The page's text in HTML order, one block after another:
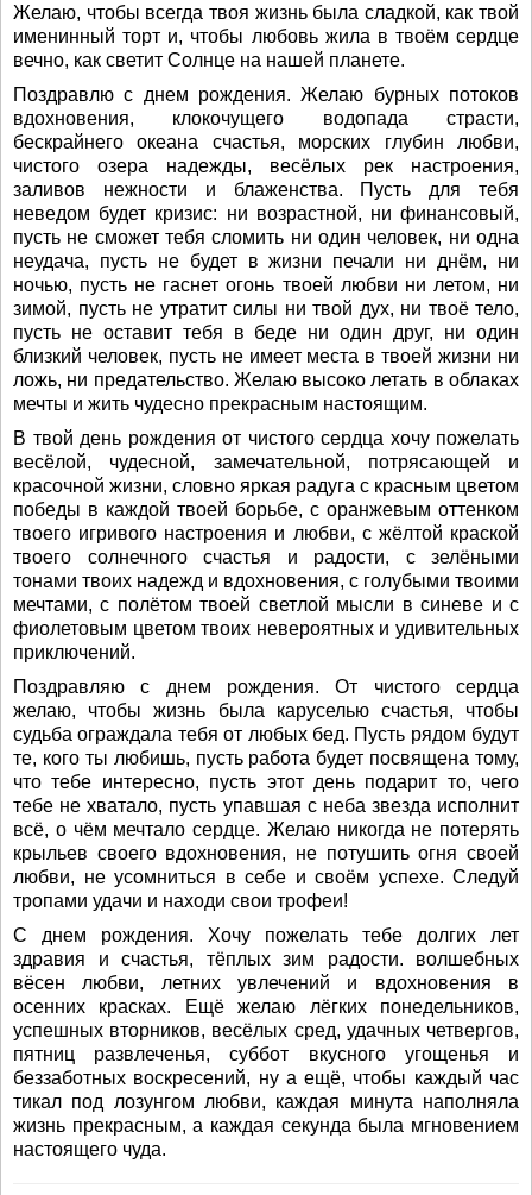
Желаю, чтобы всегда твоя жизнь была сладкой, как твой
именинный торт и, чтобы любовь жила в твоём сердце
вечно, как светит Солнце на нашей планете.
Поздравлю с днем рождения. Желаю бурных потоков
вдохновения, клокочущего водопада страсти,
бескрайнего океана счастья, морских глубин любви,
чистого озера надежды, весёлых рек настроения,
заливов нежности и блаженства. Пусть для тебя
неведом будет кризис: ни возрастной, ни финансовый,
пусть не сможет тебя сломить ни один человек, ни одна
неудача, пусть не будет в жизни печали ни днём, ни
ночью, пусть не гаснет огонь твоей любви ни летом, ни
зимой, пусть не утратит силы ни твой дух, ни твоё тело,
пусть не оставит тебя в беде ни один друг, ни один
близкий человек, пусть не имеет места в твоей жизни ни
ложь, ни предательство. Желаю высоко летать в облаках
мечты и жить чудесно прекрасным настоящим.
В твой день рождения от чистого сердца хочу пожелать
весёлой, чудесной, замечательной, потрясающей и
красочной жизни, словно яркая радуга с красным цветом
победы в каждой твоей борьбе, с оранжевым оттенком
твоего игривого настроения и любви, с жёлтой краской
твоего солнечного счастья и радости, с зелёными
тонами твоих надежд и вдохновения, с голубыми твоими
мечтами, с полётом твоей светлой мысли в синеве и с
фиолетовым цветом твоих невероятных и удивительных
приключений.
Поздравляю с днем рождения. От чистого сердца
желаю, чтобы жизнь была каруселью счастья, чтобы
судьба ограждала тебя от любых бед. Пусть рядом будут
те, кого ты любишь, пусть работа будет посвящена тому,
что тебе интересно, пусть этот день подарит то, чего
тебе не хватало, пусть упавшая с неба звезда исполнит
всё, о чём мечтало сердце. Желаю никогда не потерять
крыльев своего вдохновения, не потушить огня своей
любви, не усомниться в себе и своём успехе. Следуй
тропами удачи и находи свои трофеи!
С днем рождения. Хочу пожелать тебе долгих лет
здравия и счастья, тёплых зим радости. волшебных
вёсен любви, летних увлечений и вдохновения в
осенних красках. Ещё желаю лёгких понедельников,
успешных вторников, весёлых сред, удачных четвергов,
пятниц развлеченья, суббот вкусного угощенья и
беззаботных воскресений, ну а ещё, чтобы каждый час
тикал под лозунгом любви, каждая минута наполняла
жизнь прекрасным, а каждая секунда была мгновением
настоящего чуда.